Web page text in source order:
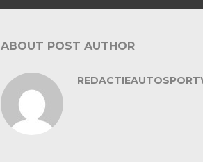
ABOUT POST AUTHOR